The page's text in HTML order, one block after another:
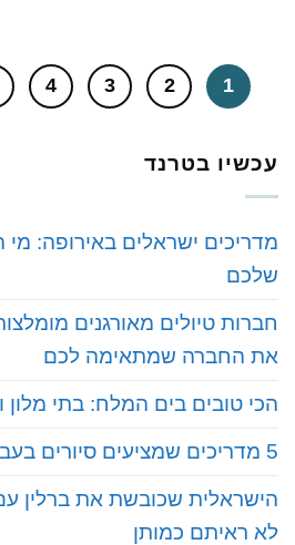
1
2
3
4
עכשיו בטרנד
מדריכים ישראלים באירופה: מי
שלכם
חברות טיולים מאורגנים
את החברה שמתאימה לכם
הכי טובים בים המלח: בתי מלון
5 מדריכים שמציעים סיורים בעברית בוורשה ובפולין
הישראלית שכובשת את ברלין
לא ראיתם כמותן